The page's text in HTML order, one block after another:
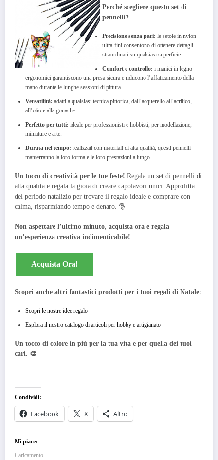
Perché scegliere questo set di
pennelli?
Precisione senza pari: le setole in nylon
ultra-fini consentono di ottenere dettagli
straordinari su qualsiasi superficie.
Comfort e controllo: i manici in legno
ergonomici garantiscono una presa sicura e riducono l’affaticamento della
mano durante le lunghe sessioni di pittura.
Versatilità: adatti a qualsiasi tecnica pittorica, dall’acquerello all’acrilico,
all’olio e alla gouache.
Perfetto per tutti: ideale per professionisti e hobbisti, per modellazione,
miniature e arte.
Durata nel tempo: realizzati con materiali di alta qualità, questi pennelli
manterranno la loro forma e le loro prestazioni a lungo.
Un tocco di creatività per le tue feste! Regala un set di pennelli di
alta qualità e regala la gioia di creare capolavori unici. Approfitta
del periodo natalizio per trovare il regalo ideale e comprare con
calma, risparmiando tempo e denaro. 🎅
Non aspettare l’ultimo minuto, acquista ora e regala
un’esperienza creativa indimenticabile!
Acquista Ora!
Scopri anche altri fantastici prodotti per i tuoi regali di Natale:
Scopri le nostre idee regalo
Esplora il nostro catalogo di articoli per hobby e artigianato
Un tocco di colore in più per la tua vita e per quella dei tuoi
cari. 🎨
Condividi:
Facebook X Altro
Mi piace:
Caricamento...